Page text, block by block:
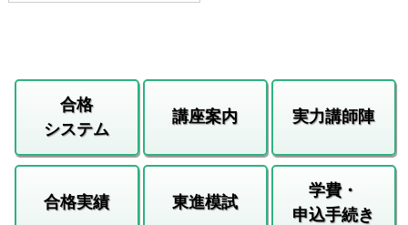
合格
システム
講座案内 実力講師陣
合格実績 東進模試
学費・
申込手続き